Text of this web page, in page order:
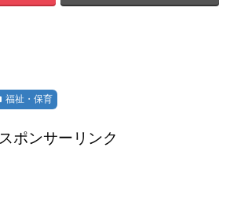
福祉・保育
スポンサーリンク